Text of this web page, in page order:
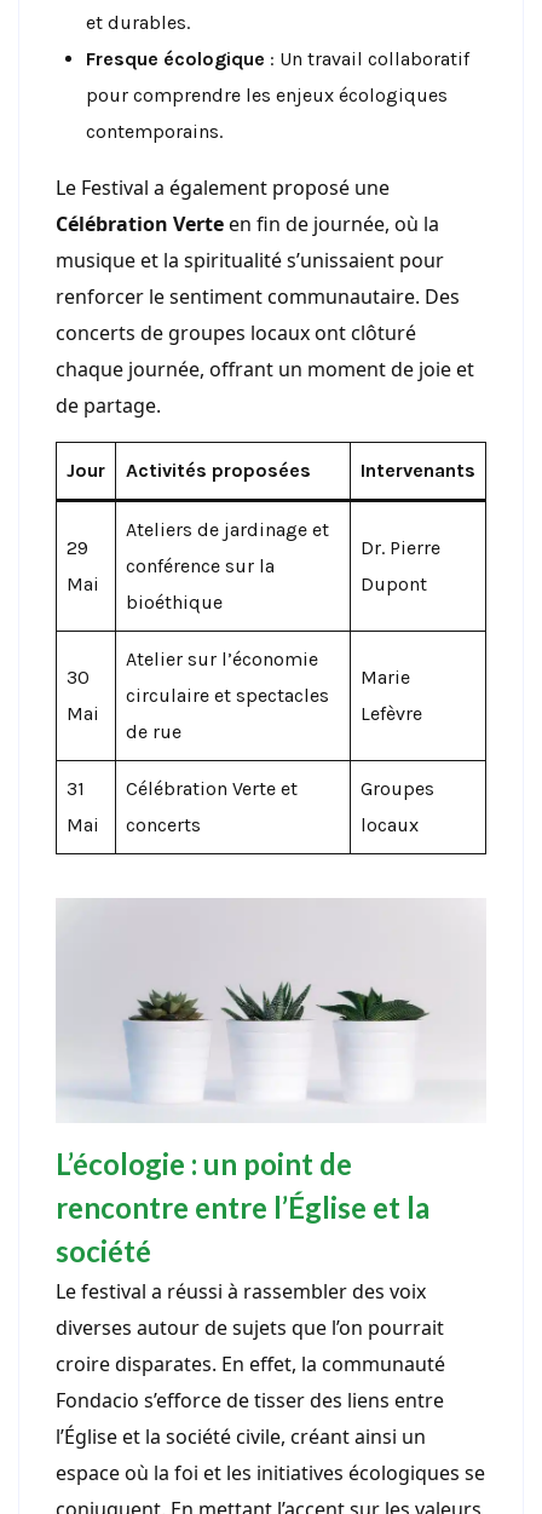
et durables.
Fresque écologique : Un travail collaboratif
pour comprendre les enjeux écologiques
contemporains.
Le Festival a également proposé une
Célébration Verteen fin de journée, où la
musique et la spiritualité s’unissaient pour
renforcer le sentiment communautaire. Des
concerts de groupes locaux ont clôturé
chaque journée, offrant un moment de joie et
de partage.
Jour Activités proposées Intervenants
29
Mai
Ateliers de jardinage et
conférence sur la
bioéthique
Dr. Pierre
Dupont
30
Mai
Atelier sur l’économie
circulaire et spectacles
de rue
Marie
Lefèvre
31
Mai
Célébration Verte et
concerts
Groupes
locaux
L’écologie : un point de
rencontre entre l’Église et la
société
Le festival a réussi à rassembler des voix
diverses autour de sujets que l’on pourrait
croire disparates. En effet, la communauté
Fondacio s’efforce de tisser des liens entre
l’Église et la société civile, créant ainsi un
espace où la foi et les initiatives écologiques se